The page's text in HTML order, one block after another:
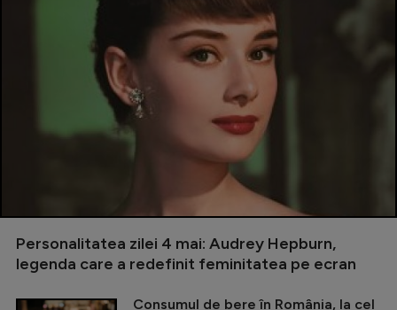
Personalitatea zilei 4 mai: Audrey Hepburn,
legenda care a redefinit feminitatea pe ecran
Consumul de bere în România, la cel